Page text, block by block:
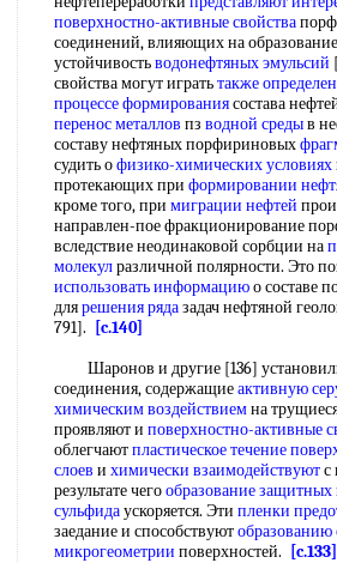
поверхностно-активные свойства
соединений, влияющих на
устойчивостьводонефтяных эмульсий
свойства могут игратьтакже
процессе формированиясостава
перенос металлов пз водной средыв
составу нефтяных порфириновых
судить офизико-химических условиях
протекающих при формировании
кроме того, при миграции нефтей
направлен-пое фракционирование
вследствие неодинаковой сорбции на
молекулразличной полярности. Это
использовать информациюо составе
длярешения рядазадач нефтяной
791].
[c.140]
Шаронов и другие [136]
соединения, содержащиеактивную
химическим воздействиемна
проявляют и поверхностно-активные
облегчаютпластическое течение
слоев и химически взаимодействуютс
результате чегообразование защитных
сульфидаускоряется. Эти пленки
заедание и способствуют
микрогеометрии поверхностей.
[c.133]